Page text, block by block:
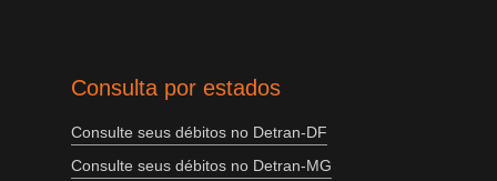
Consulta por estados
Consulte seus débitos no Detran-DF
Consulte seus débitos no Detran-MG